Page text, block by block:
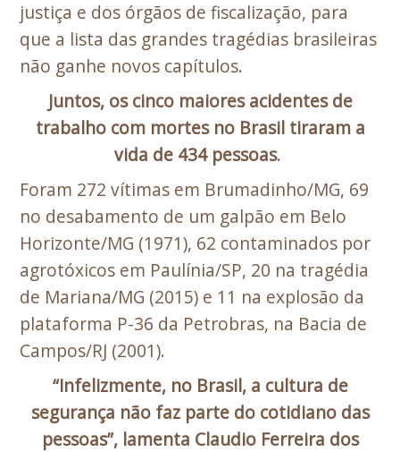
justiça e dos órgãos de fiscalização, para
que a lista das grandes tragédias brasileiras
não ganhe novos capítulos.
Juntos, os cinco maiores acidentes de
trabalho com mortes no Brasil tiraram a
vida de 434 pessoas.
Foram 272 vítimas em Brumadinho/MG, 69
no desabamento de um galpão em Belo
Horizonte/MG (1971), 62 contaminados por
agrotóxicos em Paulínia/SP, 20 na tragédia
de Mariana/MG (2015) e 11 na explosão da
plataforma P-36 da Petrobras, na Bacia de
Campos/RJ (2001).
“Infelizmente, no Brasil, a cultura de
segurança não faz parte do cotidiano das
pessoas”, lamenta Claudio Ferreira dos